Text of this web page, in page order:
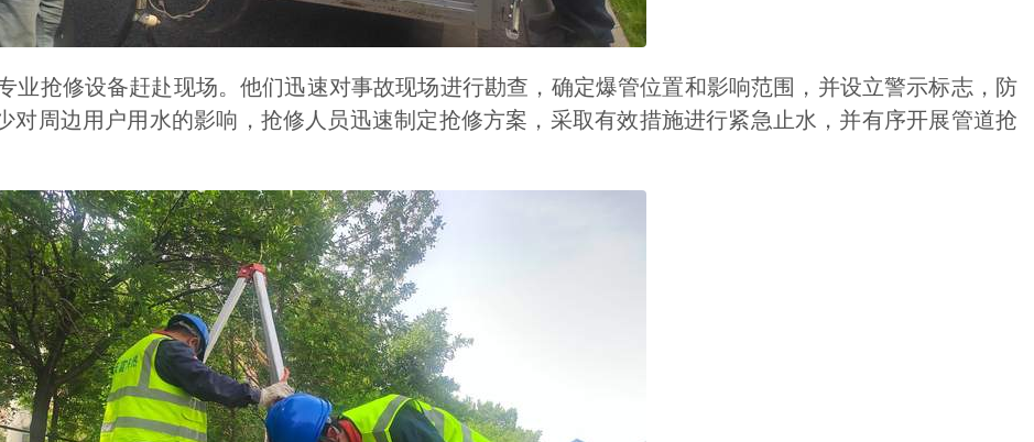
抢修设备赶赴现场。他们迅速对事故现场进行勘查，确定爆管位置和影响范围，并设立警示标志，防
周边用户用水的影响，抢修人员迅速制定抢修方案，采取有效措施进行紧急止水，并有序开展管道抢